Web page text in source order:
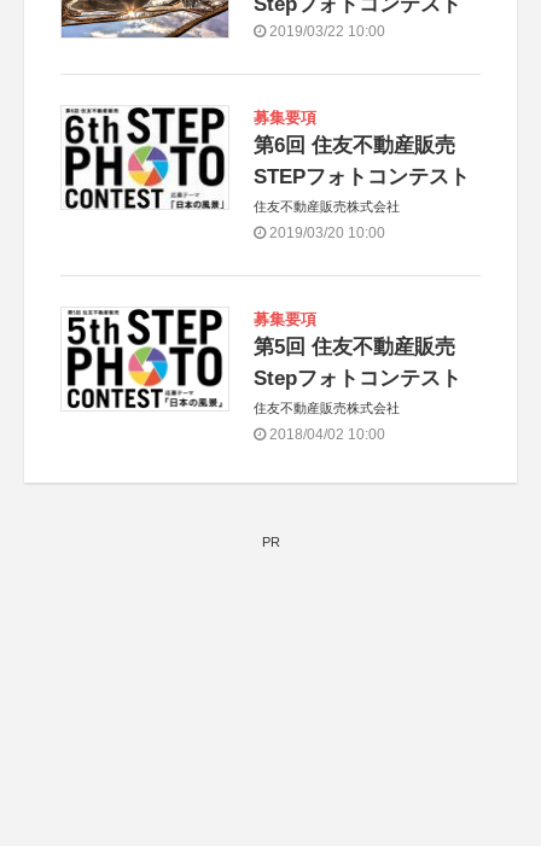
2019/03/22 10:00
募集要項
第6回 住友不動産販売
STEPフォトコンテスト
住友不動産販売株式会社
2019/03/20 10:00
募集要項
第5回 住友不動産販売
Stepフォトコンテスト
住友不動産販売株式会社
2018/04/02 10:00
PR